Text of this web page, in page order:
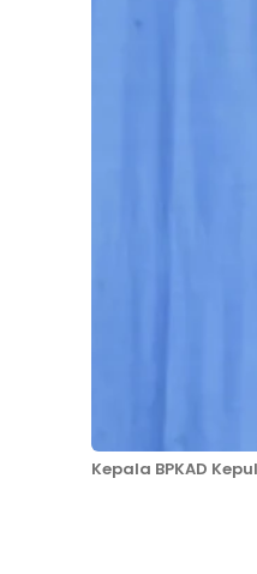
Kepala BPKAD